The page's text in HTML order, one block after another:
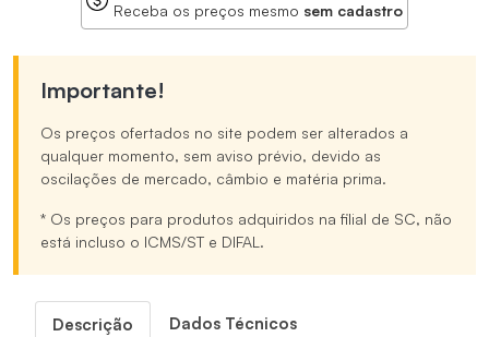
Receba os preços mesmo sem cadastro
Importante!
Os preços ofertados no site podem ser alterados a
qualquer momento, sem aviso prévio, devido as
oscilações de mercado, câmbio e matéria prima.
* Os preços para produtos adquiridos na filial de SC, não
está incluso o ICMS/ST e DIFAL.
Descrição Dados Técnicos